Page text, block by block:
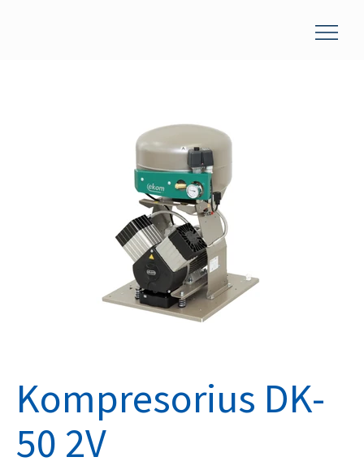
Kompresorius DK-
50 2V